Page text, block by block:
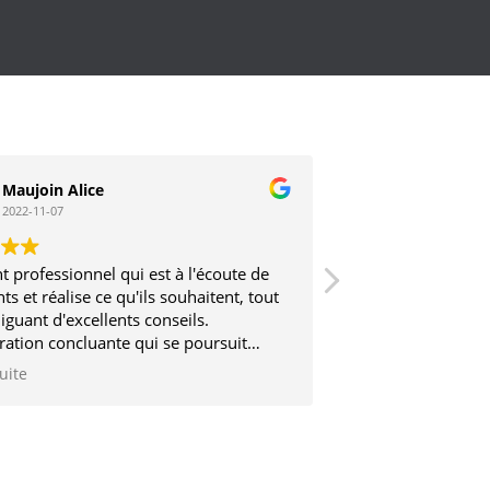
Maujoin Alice
2022-11-07
professionnel qui est à l'écoute de
et réalise ce qu'ils souhaitent, tout
d'excellents conseils.
concluante qui se poursuit